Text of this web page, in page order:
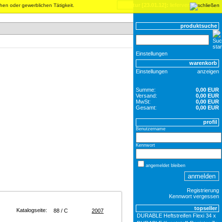
oder gewerblichen Tätigkeit. inventur [23.01.12]: lieferverzögerungen
Katalogseite: 2007
88 / C
produktsuche
Einstellungen
warenkorb
anzeigen
Einstellungen
0,00 EUR
0,00 EUR
0,00 EUR
0,00 EUR
Summe:
Versand:
MwSt:
Gesamt:
profil
Benutzername
Kennwort
angemeldet bleiben
Registrierung
Kennwort vergessen
topseller
DURABLE Heftstreifen Flexi 34 x